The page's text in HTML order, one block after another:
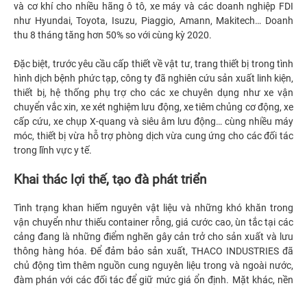
và cơ khí cho nhiều hãng ô tô, xe máy và các doanh nghiệp FDI
như Hyundai, Toyota, Isuzu, Piaggio, Amann, Makitech… Doanh
thu 8 tháng tăng hơn 50% so với cùng kỳ 2020.
Đặc biệt, trước yêu cầu cấp thiết về vật tư, trang thiết bị trong tình
hình dịch bệnh phức tạp, công ty đã nghiên cứu sản xuất linh kiện,
thiết bị, hệ thống phụ trợ cho các xe chuyên dụng như xe vận
chuyển vắc xin, xe xét nghiệm lưu động, xe tiêm chủng cơ động, xe
cấp cứu, xe chụp X-quang và siêu âm lưu động… cùng nhiều máy
móc, thiết bị vừa hỗ trợ phòng dịch vừa cung ứng cho các đối tác
trong lĩnh vực y tế.
Khai thác lợi thế, tạo đà phát triển
Tình trạng khan hiếm nguyên vật liệu và những khó khăn trong
vận chuyển như thiếu container rỗng, giá cước cao, ùn tắc tại các
cảng đang là những điểm nghẽn gây cản trở cho sản xuất và lưu
thông hàng hóa. Để đảm bảo sản xuất, THACO INDUSTRIES đã
chủ động tìm thêm nguồn cung nguyên liệu trong và ngoài nước,
đàm phán với các đối tác để giữ mức giá ổn định. Mặt khác, nền